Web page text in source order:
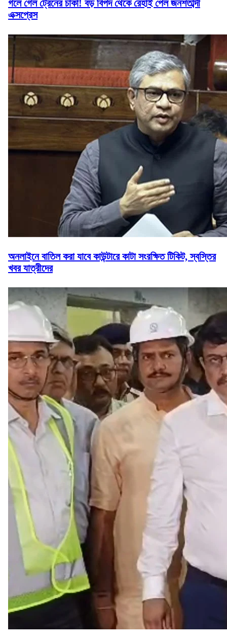
গলে গেল ট্রেনের চাকা! বড় বিপদ থেকে রেহাই পেল জনশতাব্দী
এক্সপ্রেস
অনলাইনে বাতিল করা যাবে কাউন্টারে কাটা সংরক্ষিত টিকিট, স্বস্তির
খবর যাত্রীদের